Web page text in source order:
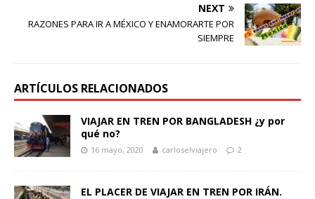
NEXT
RAZONES PARA IR A MÉXICO Y ENAMORARTE POR
SIEMPRE
ARTÍCULOS RELACIONADOS
VIAJAR EN TREN POR BANGLADESH ¿y por
qué no?
16 mayo, 2020 carloselviajero 2
EL PLACER DE VIAJAR EN TREN POR IRÁN.